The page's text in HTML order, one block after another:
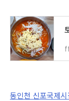
동인천 신포국제